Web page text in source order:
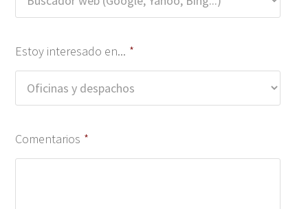
Estoy interesado en... *
Comentarios *